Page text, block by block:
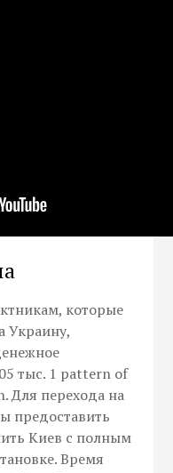
которые
Украину,
тыс. 1 pattern of
Для перехода на
предоставить
Киев с полным
Время